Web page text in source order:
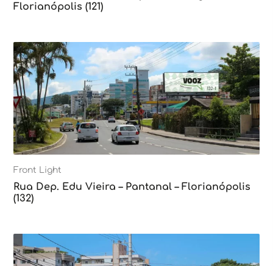
Florianópolis (121)
Front Light
Rua Dep. Edu Vieira – Pantanal – Florianópolis
(132)